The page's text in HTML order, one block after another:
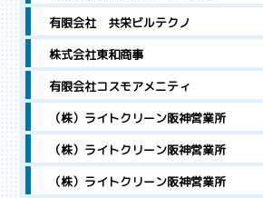
有限会社 共栄ビルテクノ
株式会社東和商事
有限会社コスモアメニティ
（株）ライトクリーン阪神営業所
（株）ライトクリーン阪神営業所
（株）ライトクリーン阪神営業所